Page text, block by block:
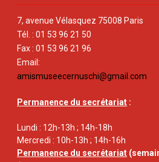
7, avenue Vélasquez 75008 Paris
Tél. : 01 53 96 21 50
Fax : 01 53 96 21 96
Email:
amismuseecernuschi@gmail.com
Permanence du secrétariat :
Lundi : 12h-13h ; 14h-18h
Mercredi : 10h-13h ; 14h-16h
Permanence du secrétariat